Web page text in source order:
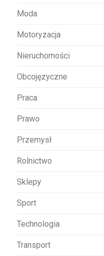
Moda
Motoryzacja
Nieruchomości
Obcojęzyczne
Praca
Prawo
Przemysł
Rolnictwo
Sklepy
Sport
Technologia
Transport